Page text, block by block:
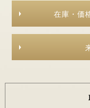
在庫・価